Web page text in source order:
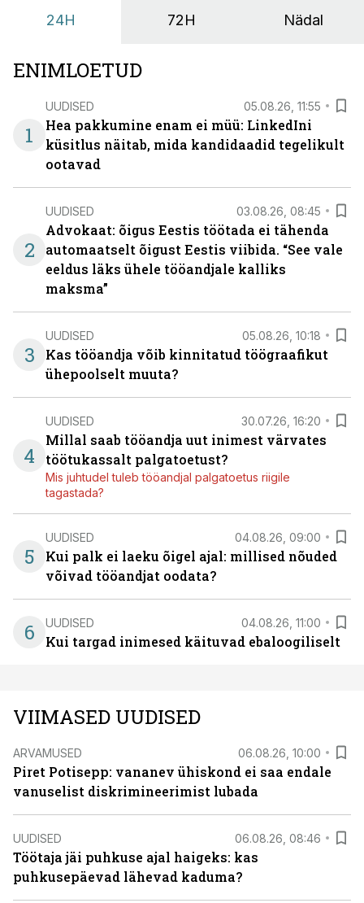
24H 72H Nädal
ENIMLOETUD
1
UUDISED 05.08.26, 11:55
Hea pakkumine enam ei müü: LinkedIni
küsitlus näitab, mida kandidaadid tegelikult
ootavad
2
UUDISED 03.08.26, 08:45
Advokaat: õigus Eestis töötada ei tähenda
automaatselt õigust Eestis viibida. “See vale
eeldus läks ühele tööandjale kalliks
maksma”
3
UUDISED 05.08.26, 10:18
Kas tööandja võib kinnitatud töögraafikut
ühepoolselt muuta?
4
UUDISED 30.07.26, 16:20
Millal saab tööandja uut inimest värvates
töötukassalt palgatoetust?
Mis juhtudel tuleb tööandjal palgatoetus riigile
tagastada?
5
UUDISED 04.08.26, 09:00
Kui palk ei laeku õigel ajal: millised nõuded
võivad tööandjat oodata?
6 UUDISED 04.08.26, 11:00
Kui targad inimesed käituvad ebaloogiliselt
VIIMASED UUDISED
ARVAMUSED 06.08.26, 10:00
Piret Potisepp: vananev ühiskond ei saa endale
vanuselist diskrimineerimist lubada
UUDISED 06.08.26, 08:46
Töötaja jäi puhkuse ajal haigeks: kas
puhkusepäevad lähevad kaduma?